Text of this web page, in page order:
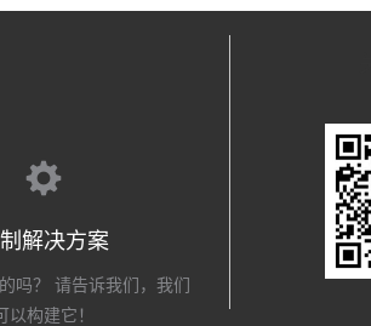
解决方案
吗？ 请告诉我们，我们
以构建它！